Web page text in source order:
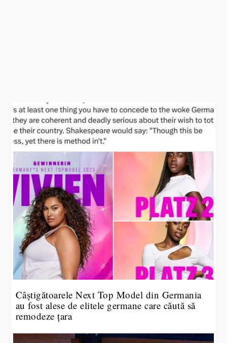
Câștigătoarele Next Top Model din Germania
au fost alese de elitele germane care căută să
remodeze țara